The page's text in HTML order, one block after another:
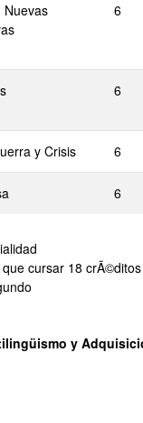
Nuevas
6
6
y Crisis 6
6
cursar 18
y